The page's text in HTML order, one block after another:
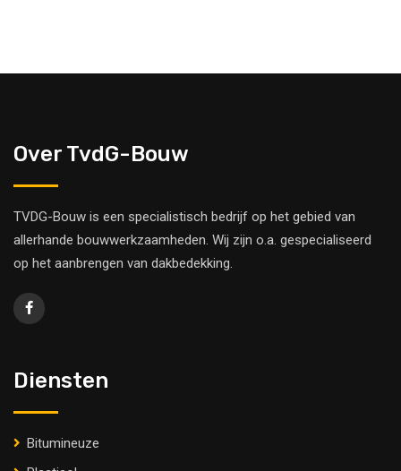
Over TvdG-Bouw
TVDG-Bouw is een specialistisch bedrijf op het gebied van
allerhande bouwwerkzaamheden. Wij zijn o.a. gespecialiseerd
op het aanbrengen van dakbedekking.
Diensten
Bitumineuze